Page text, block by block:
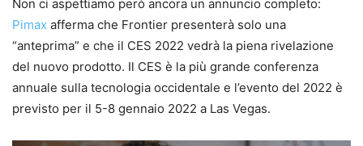
Non ci aspettiamo però ancora un annuncio completo:
Pimax afferma che Frontier presenterà solo una
“anteprima” e che il CES 2022 vedrà la piena rivelazione
del nuovo prodotto. Il CES è la più grande conferenza
annuale sulla tecnologia occidentale e l’evento del 2022 è
previsto per il 5-8 gennaio 2022 a Las Vegas.